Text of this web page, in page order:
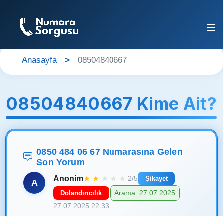
Anasayfa 08504840667
08504840667 Kime Ait?
0850 484 06 67 Numarasına Gelen
Son Yorum
A Anonim★ ★ ★ ★ ★ 2/5
Şikayet
Dolandırıcılık
Arama: 27.07.2025
27.07.2025 22:33